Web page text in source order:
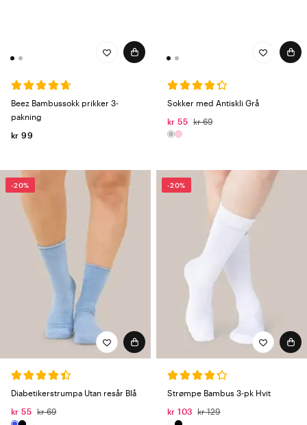
Beez Bambussokk prikker 3-
pakning
kr 99
Sokker med Antiskli Grå
kr 55 kr 69
-20%
Diabetikerstrumpa Utan resår Blå
kr 55 kr 69
-20%
Strømpe Bambus 3-pk Hvit
kr 103
kr 129